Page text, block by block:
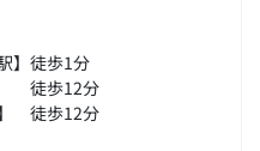
徒歩1分
歩12分
徒歩12分